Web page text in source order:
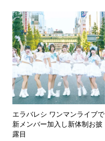
エラバレシ ワンマンライブで
新メンバー加入し新体制お披
露目